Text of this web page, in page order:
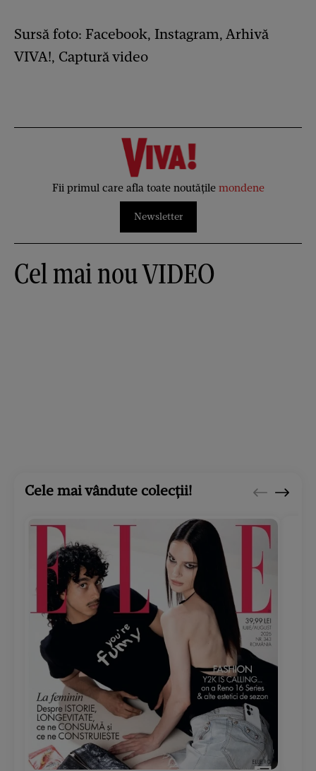
Sursă foto: Facebook, Instagram, Arhivă
VIVA!, Captură video
Fii primul care afla toate noutățile mondene
Newsletter
Cel mai nou VIDEO
Cele mai vândute colecții!